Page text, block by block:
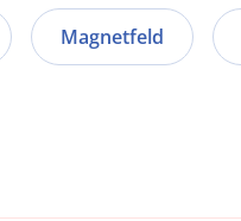
Magnetfeld